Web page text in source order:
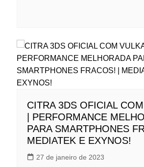
CITRA 3DS OFICIAL
| PERFORMANCE
PARA SMARTPHONES
MEDIATEK E EXYNOS!
27 de janeiro de 2023